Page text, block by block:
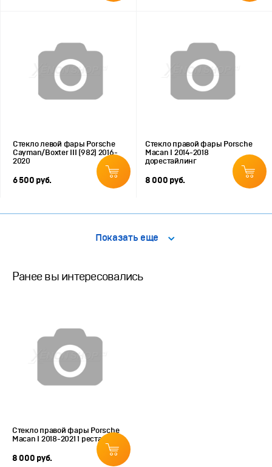
Стекло левой фары Porsche
Cayman/Boxter III (982) 2016-
2020
6 500 руб.
Стекло правой фары Porsche
Macan I 2014-2018
дорестайлинг
8 000 руб.
Показать еще
Ранее вы интересовались
Стекло правой фары Porsche
Macan I 2018-2021 1 рестайлинг
8 000 руб.